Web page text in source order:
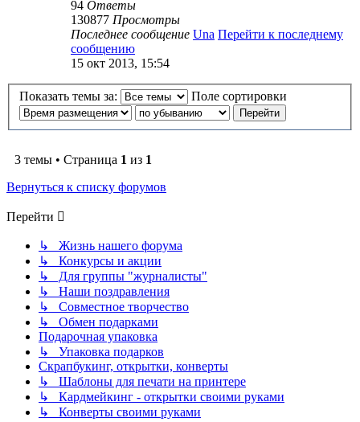
94 Ответы
130877 Просмотры
Последнее сообщение Una Перейти к последнему
сообщению
15 окт 2013, 15:54
Показать темы за: Поле сортировки
3 темы • Страница 1 из 1
Вернуться к списку форумов
Перейти
↳ Жизнь нашего форума
↳ Конкурсы и акции
↳ Для группы "журналисты"
↳ Наши поздравления
↳ Совместное творчество
↳ Обмен подарками
Подарочная упаковка
↳ Упаковка подарков
Скрапбукинг, открытки, конверты
↳ Шаблоны для печати на принтере
↳ Кардмейкинг - открытки своими руками
↳ Конверты своими руками